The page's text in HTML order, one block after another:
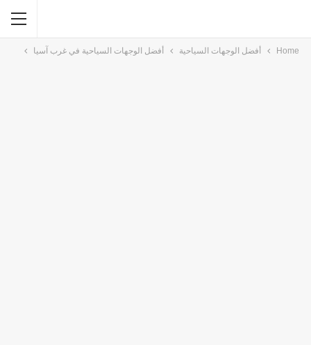
Home أفضل الوجهات السياحية أفضل الوجهات السياحية في غرب آسيا